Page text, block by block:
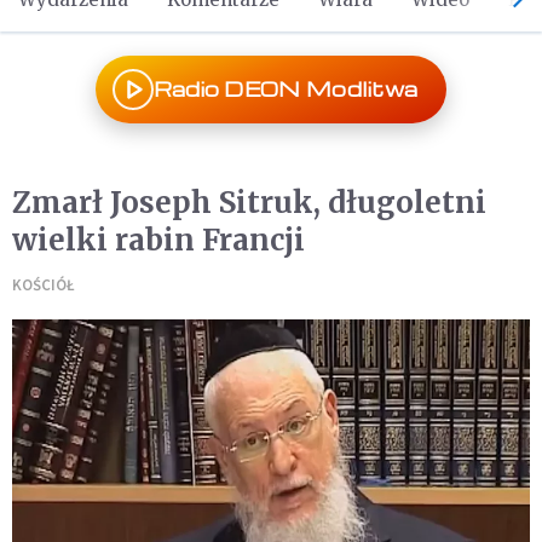
Radio DEON Modlitwa
Zmarł Joseph Sitruk, długoletni
wielki rabin Francji
KOŚCIÓŁ